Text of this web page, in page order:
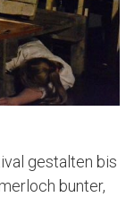
gestalten bis
bunter,